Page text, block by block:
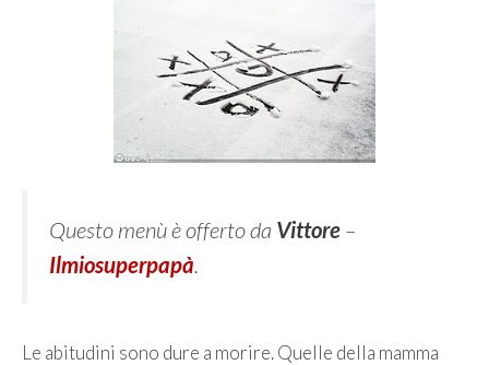
Questo menù è offerto da Vittore –
Ilmiosuperpapà.
Le abitudini sono dure a morire. Quelle della mamma